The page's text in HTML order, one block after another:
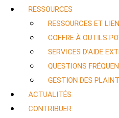
RESSOURCES
RESSOURCES ET
COFFRE À OUTILS
SERVICES D’AIDE
QUESTIONS
GESTION DES
ACTUALITÉS
CONTRIBUER